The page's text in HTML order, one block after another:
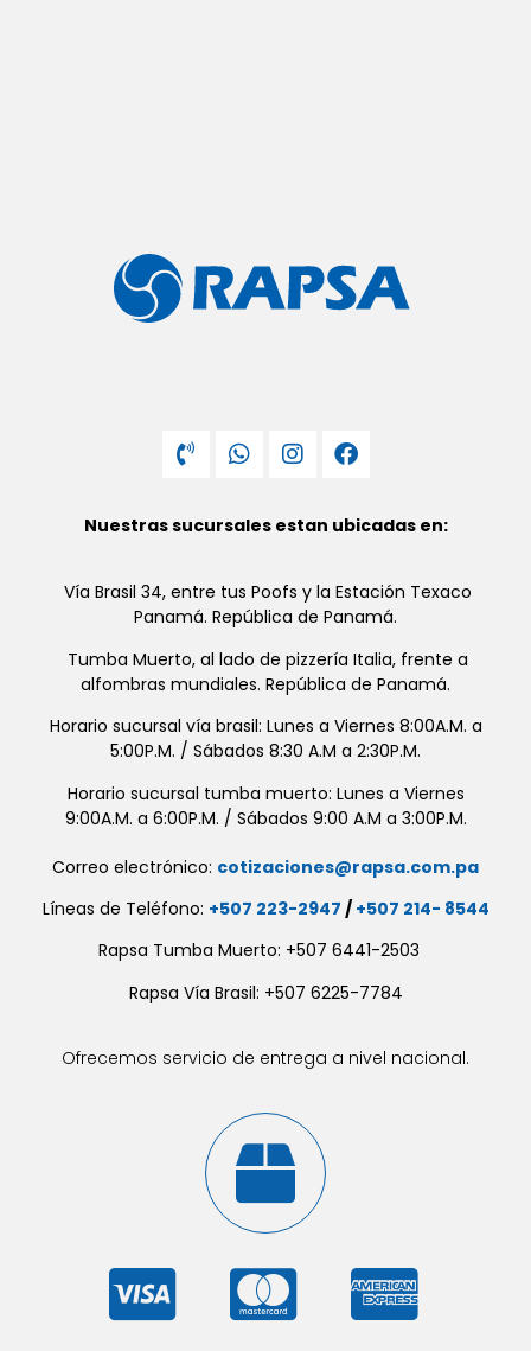
Nuestras sucursales estan ubicadas en:
Vía Brasil 34, entre tus Poofs y la Estación Texaco
Panamá. República de Panamá.
Tumba Muerto, al lado de pizzería Italia, frente a
alfombras mundiales. República de Panamá.
Horario sucursal vía brasil: Lunes a Viernes 8:00A.M. a
5:00P.M. / Sábados 8:30 A.M a 2:30P.M.
Horario sucursal tumba muerto: Lunes a Viernes
9:00A.M. a 6:00P.M. / Sábados 9:00 A.M a 3:00P.M.
Correo electrónico: cotizaciones@rapsa.com.pa
Líneas de Teléfono: +507 223-2947 / +507 214- 8544
Rapsa Tumba Muerto: +507 6441-2503
Rapsa Vía Brasil: +507 6225-7784
Ofrecemos servicio de entrega a nivel nacional.